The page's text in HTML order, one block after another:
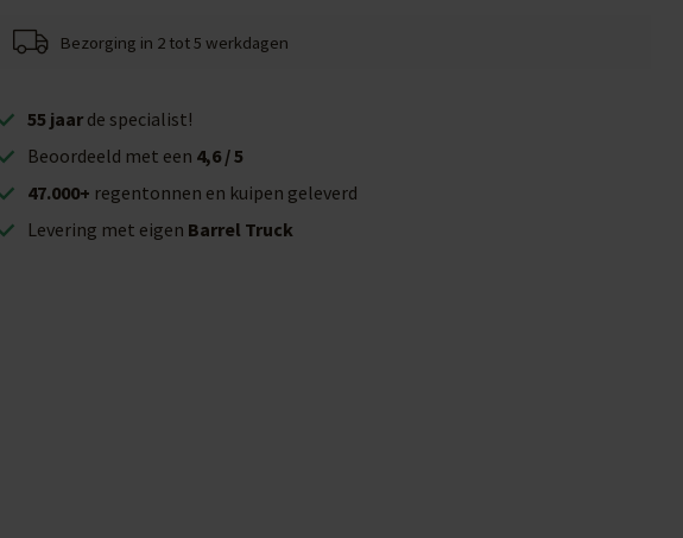
Bezorging in 2 tot 5 werkdagen
55 jaar de specialist!
Beoordeeld met een 4,6 / 5
47.000+ regentonnen en kuipen geleverd
Levering met eigen Barrel Truck